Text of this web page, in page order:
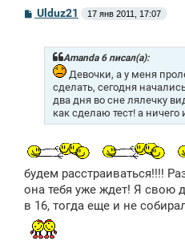
СUlduz21 17 янв 2011, 17:07
Amanda 6 писал(а):
Девочки, а у меня
сделать, сегодня
два дня во сне лялечку
как сделаю тест! а
будем расстраиваться!!!!
она тебя уже ждет! Я свою
в 16, тогда еще и не